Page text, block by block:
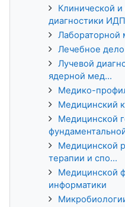
Клинической
диагностики
Лабораторной
Лечебное дело
Лучевой
ядерной мед...
Медико-
Медицинский
Медицинской
Медицинской
терапии и спо...
Медицинской
информатики